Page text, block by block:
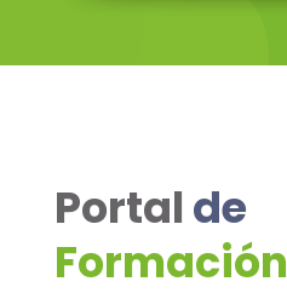
Portal de
Formación